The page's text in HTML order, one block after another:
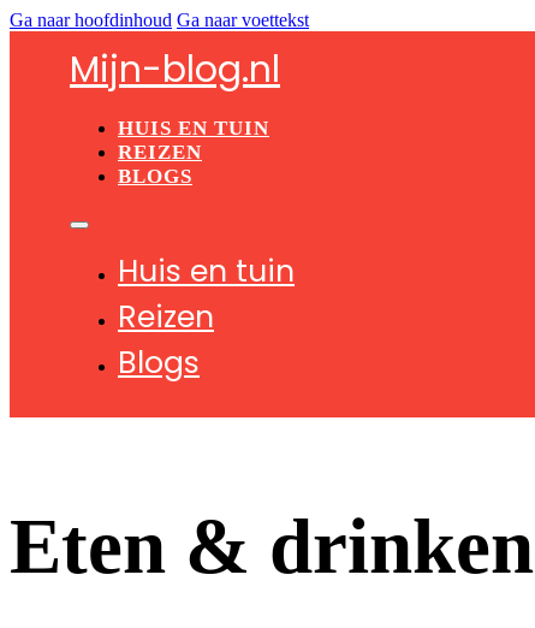
Ga naar hoofdinhoud Ga naar voettekst
Mijn-blog.nl
HUIS EN TUIN
REIZEN
BLOGS
Huis en tuin
Reizen
Blogs
Eten & drinken